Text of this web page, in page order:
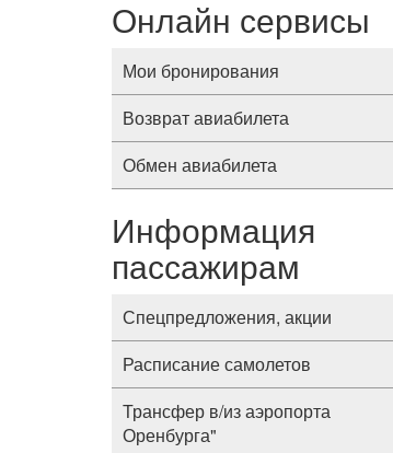
Онлайн сервисы
Мои бронирования
Возврат авиабилета
Обмен авиабилета
Информация
пассажирам
Спецпредложения, акции
Расписание самолетов
Трансфер в/из аэропорта
Оренбурга"